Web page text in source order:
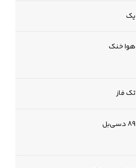
یک
هوا خنک
تک فاز
89 دسی‌بل